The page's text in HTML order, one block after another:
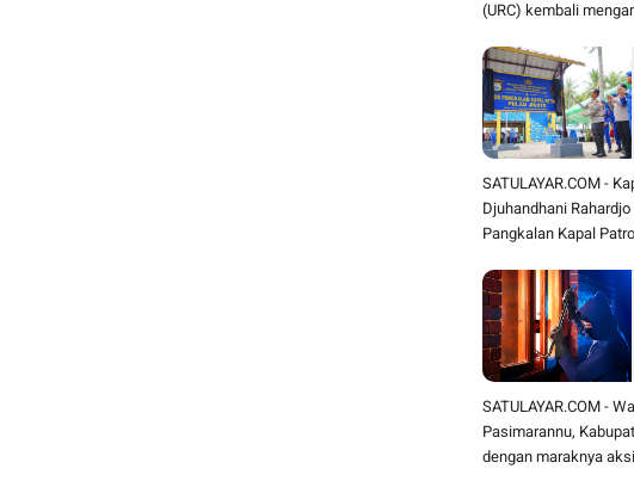
(URC) kembali
SATULAYAR.COM -
Djuhandhani
Pangkalan Kapal
SATULAYAR.COM -
Pasimarannu,
dengan maraknya